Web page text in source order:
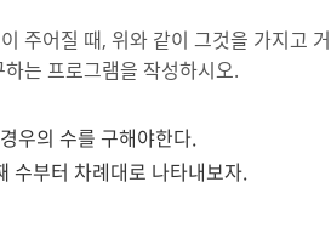
주어질 때, 위와 같이 그것을 가지고
는 프로그램을 작성하시오.
우의 수를 구해야한다.
수부터 차례대로 나타내보자.